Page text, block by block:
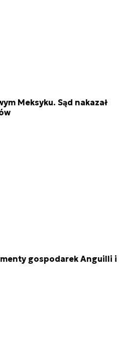
Meksyku. Sąd nakazał
gospodarek Anguilli i